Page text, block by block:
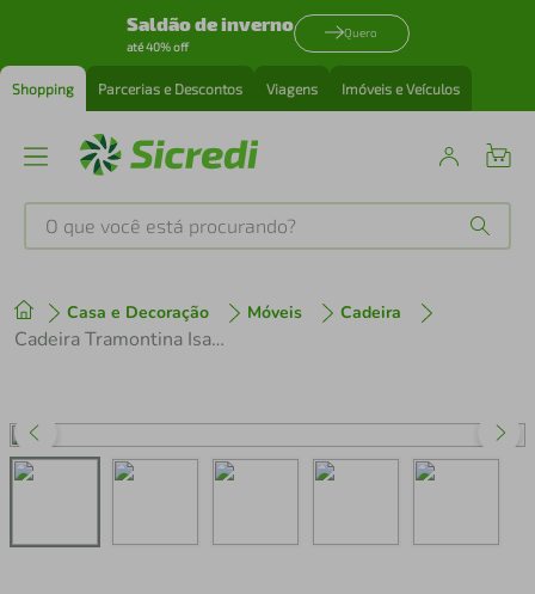
Saldão de inverno
até 40% off
Quero
Shopping Parcerias e Descontos Viagens Imóveis e Veículos
O que você está procurando?
Casa e Decoração Móveis Cadeira
Cadeira Tramontina Isabelle em Fibra de Vidro Azul Navy
1º tenis
perfume